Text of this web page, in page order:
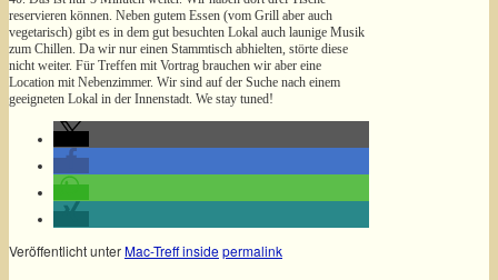
reservieren können. Neben gutem Essen (vom Grill aber auch
vegetarisch) gibt es in dem gut besuchten Lokal auch launige Musik
zum Chillen. Da wir nur einen Stammtisch abhielten, störte diese
nicht weiter. Für Treffen mit Vortrag brauchen wir aber eine
Location mit Nebenzimmer. Wir sind auf der Suche nach einem
geeigneten Lokal in der Innenstadt. We stay tuned!
Veröffentlicht unterMac-Treff insidepermalink